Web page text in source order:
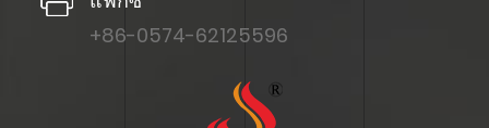
+86-0574-62125596